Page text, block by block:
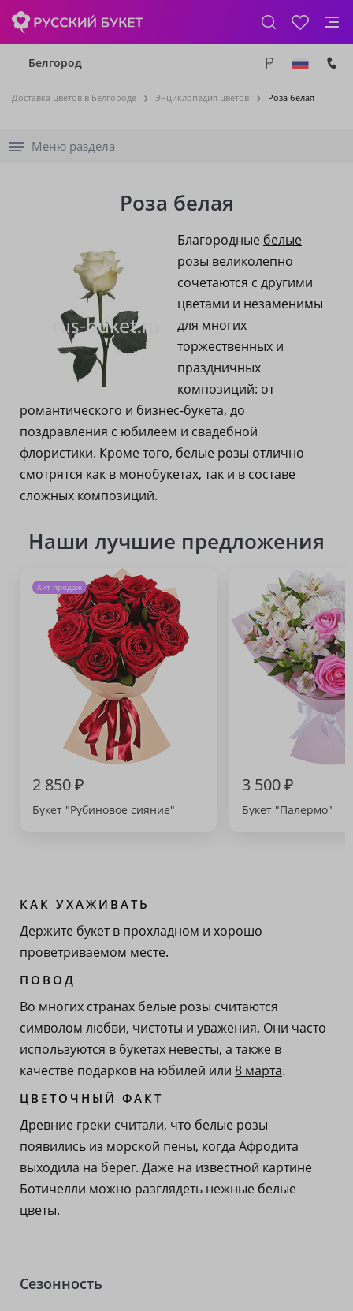
Белгород
Доставка цветов в Белгороде Энциклопедия цветов Роза белая
Меню раздела
Роза белая
Благородные белые
розы великолепно
сочетаются с другими
цветами и незаменимы
для многих
торжественных и
праздничных
композиций: от
романтического и бизнес-букета, до
поздравления с юбилеем и свадебной
флористики. Кроме того, белые розы отлично
смотрятся как в монобукетах, так и в составе
сложных композиций.
Наши лучшие предложения
Хит продаж
2 850 ₽
Букет "Рубиновое сияние"
3 500 ₽
Букет "Палермо"
КАК УХАЖИВАТЬ
Держите букет в прохладном и хорошо
проветриваемом месте.
ПОВОД
Во многих странах белые розы считаются
символом любви, чистоты и уважения. Они часто
используются в букетах невесты, а также в
качестве подарков на юбилей или 8 марта.
ЦВЕТОЧНЫЙ ФАКТ
Древние греки считали, что белые розы
появились из морской пены, когда Афродита
выходила на берег. Даже на известной картине
Ботичелли можно разглядеть нежные белые
цветы.
Сезонность